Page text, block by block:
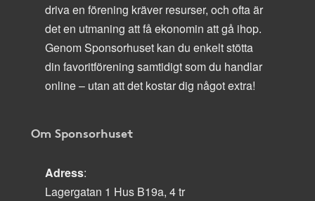
driva en förening kräver resurser, och ofta är
det en utmaning att få ekonomin att gå ihop.
Genom Sponsorhuset kan du enkelt stötta
din favoritförening samtidigt som du handlar
online – utan att det kostar dig något extra!
Om Sponsorhuset
Adress:
Lagergatan 1 Hus B19a, 4 tr